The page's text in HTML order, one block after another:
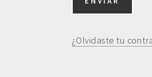
¿Olvidaste tu